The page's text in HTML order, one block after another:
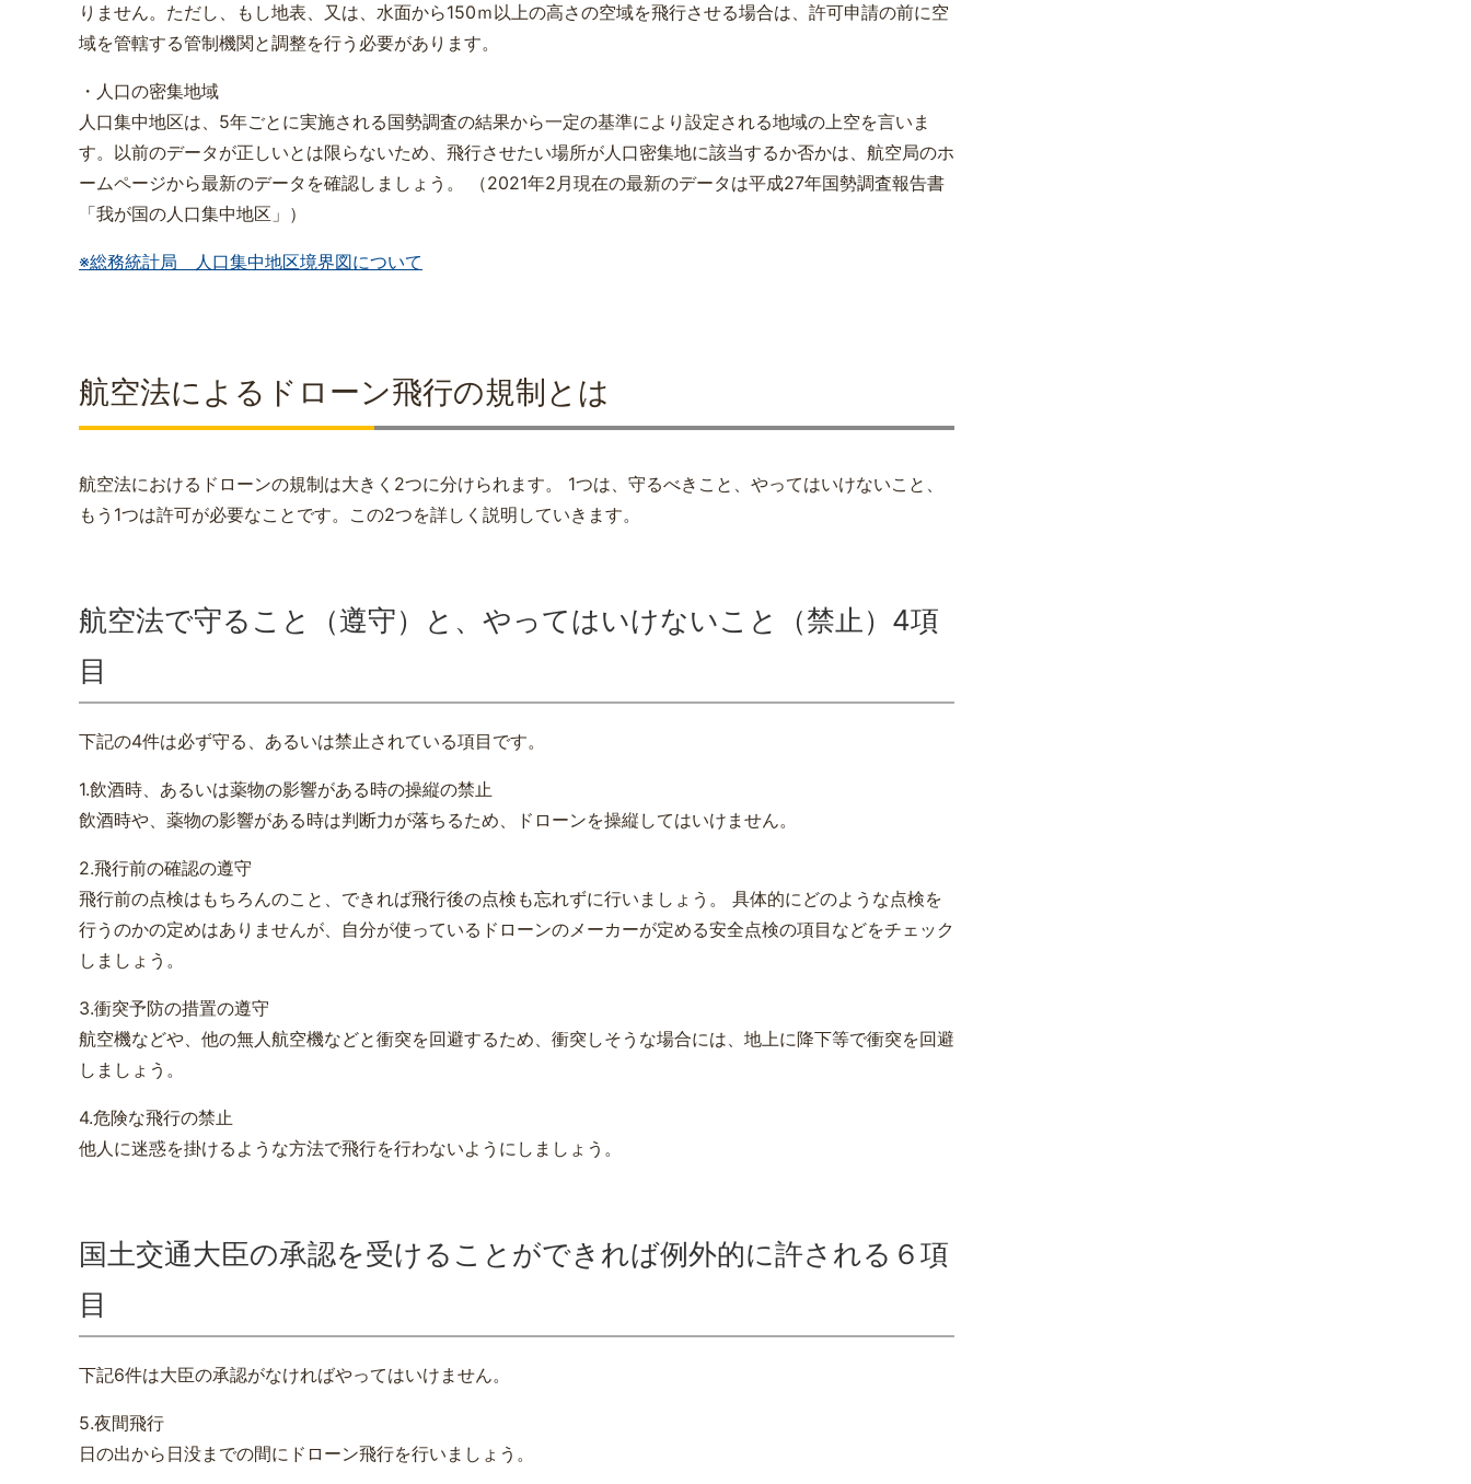
りません。ただし、もし地表、又は、水面から150ｍ以上の高さの空域を飛行させる場合は、許可申請の前に空
域を管轄する管制機関と調整を行う必要があります。
・人口の密集地域
人口集中地区は、5年ごとに実施される国勢調査の結果から一定の基準により設定される地域の上空を言いま
す。以前のデータが正しいとは限らないため、飛行させたい場所が人口密集地に該当するか否かは、航空局のホ
ームページから最新のデータを確認しましょう。 （2021年2月現在の最新のデータは平成27年国勢調査報告書
「我が国の人口集中地区」）
※総務統計局 人口集中地区境界図について
航空法によるドローン飛行の規制とは
航空法におけるドローンの規制は大きく2つに分けられます。 1つは、守るべきこと、やってはいけないこと、
もう1つは許可が必要なことです。この2つを詳しく説明していきます。
航空法で守ること（遵守）と、やってはいけないこと（禁止）4項
目
下記の4件は必ず守る、あるいは禁止されている項目です。
1.飲酒時、あるいは薬物の影響がある時の操縦の禁止
飲酒時や、薬物の影響がある時は判断力が落ちるため、ドローンを操縦してはいけません。
2.飛行前の確認の遵守
飛行前の点検はもちろんのこと、できれば飛行後の点検も忘れずに行いましょう。 具体的にどのような点検を
行うのかの定めはありませんが、自分が使っているドローンのメーカーが定める安全点検の項目などをチェック
しましょう。
3.衝突予防の措置の遵守
航空機などや、他の無人航空機などと衝突を回避するため、衝突しそうな場合には、地上に降下等で衝突を回避
しましょう。
4.危険な飛行の禁止
他人に迷惑を掛けるような方法で飛行を行わないようにしましょう。
国土交通大臣の承認を受けることができれば例外的に許される６項
目
下記6件は大臣の承認がなければやってはいけません。
5.夜間飛行
日の出から日没までの間にドローン飛行を行いましょう。